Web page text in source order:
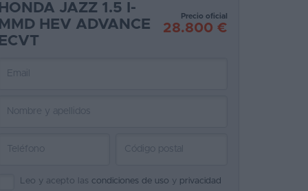
JAZZ 1.5 I-
HEV ADVANCE
Precio oficial
28.800 €
Leo y acepto las condiciones de uso y privacidad